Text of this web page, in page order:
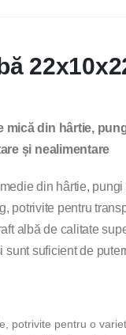
mică din hârtie,
și nealimentare
din hârtie,
potrivite pentru
albă de calitate
sunt suficient de
potrivite pentru o